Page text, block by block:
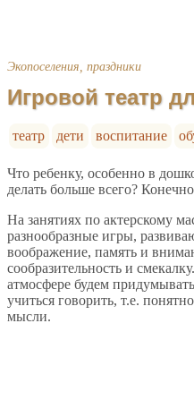
Экопоселения, праздники
Игровой театр
театр дети воспитание
Что ребенку, особенно в
делать больше всего?
На занятиях по актерскому
разнообразные игры,
воображение, память и
сообразительность и
атмосфере будем
учиться говорить, т.е.
мысли.